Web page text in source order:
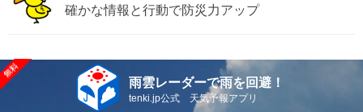
確かな情報と行動で防災力アップ
雨雲レーダーで雨を回避！
tenki.jp公式 天気予報アプリ